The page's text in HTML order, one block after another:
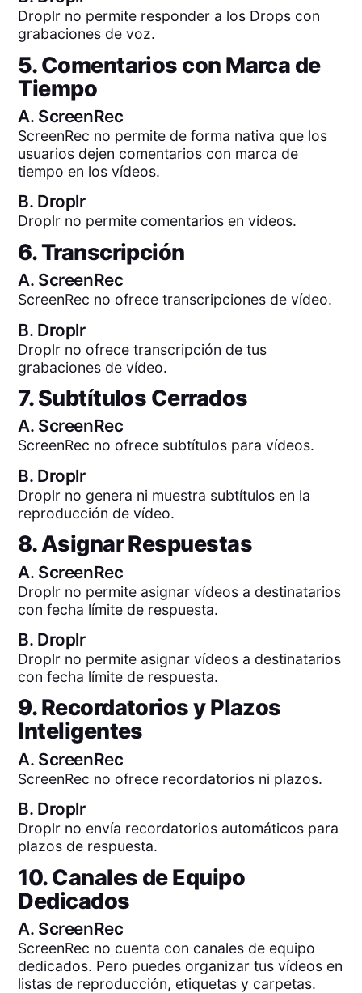
Droplr no permite responder a los Drops con
grabaciones de voz.
5. Comentarios con Marca de
Tiempo
A. ScreenRec
ScreenRec no permite de forma nativa que los
usuarios dejen comentarios con marca de
tiempo en los vídeos.
B. Droplr
Droplr no permite comentarios en vídeos.
6. Transcripción
A. ScreenRec
ScreenRec no ofrece transcripciones de vídeo.
B. Droplr
Droplr no ofrece transcripción de tus
grabaciones de vídeo.
7. Subtítulos Cerrados
A. ScreenRec
ScreenRec no ofrece subtítulos para vídeos.
B. Droplr
Droplr no genera ni muestra subtítulos en la
reproducción de vídeo.
8. Asignar Respuestas
A. ScreenRec
Droplr no permite asignar vídeos a destinatarios
con fecha límite de respuesta.
B. Droplr
Droplr no permite asignar vídeos a destinatarios
con fecha límite de respuesta.
9. Recordatorios y Plazos
Inteligentes
A. ScreenRec
ScreenRec no ofrece recordatorios ni plazos.
B. Droplr
Droplr no envía recordatorios automáticos para
plazos de respuesta.
10. Canales de Equipo
Dedicados
A. ScreenRec
ScreenRec no cuenta con canales de equipo
dedicados. Pero puedes organizar tus vídeos en
listas de reproducción, etiquetas y carpetas.